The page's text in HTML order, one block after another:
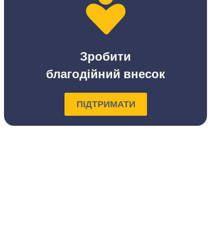
Зробити
благодійний внесок
ПІДТРИМАТИ